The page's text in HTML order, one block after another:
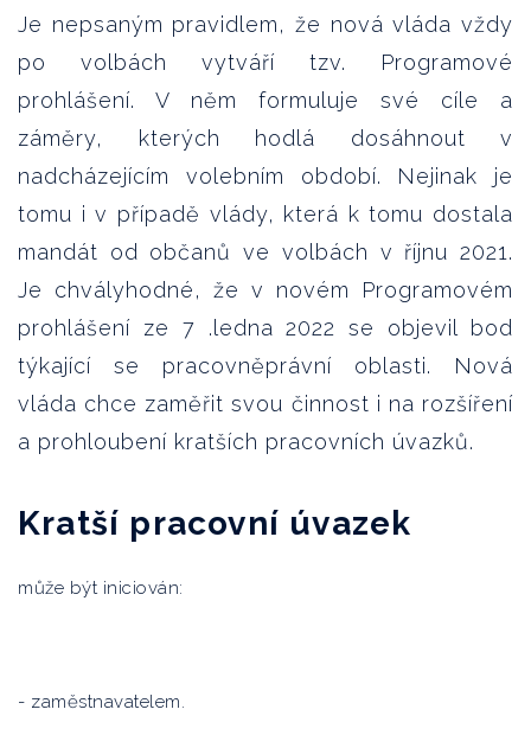
Je nepsaným pravidlem, že nová vláda vždy
po volbách vytváří tzv. Programové
prohlášení. V něm formuluje své cíle a
záměry, kterých hodlá dosáhnout v
nadcházejícím volebním období. Nejinak je
tomu i v případě vlády, která k tomu dostala
mandát od občanů ve volbách v říjnu 2021.
Je chvályhodné, že v novém Programovém
prohlášení ze 7 .ledna 2022 se objevil bod
týkající se pracovněprávní oblasti. Nová
vláda chce zaměřit svou činnost i na rozšíření
a prohloubení kratších pracovních úvazků.
Kratší pracovní úvazek
může být iniciován:
- zaměstnavatelem.